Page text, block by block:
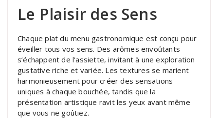
Le Plaisir des Sens
Chaque plat du menu gastronomique est conçu pour
éveiller tous vos sens. Des arômes envoûtants
s’échappent de l’assiette, invitant à une exploration
gustative riche et variée. Les textures se marient
harmonieusement pour créer des sensations
uniques à chaque bouchée, tandis que la
présentation artistique ravit les yeux avant même
que vous ne goûtiez.